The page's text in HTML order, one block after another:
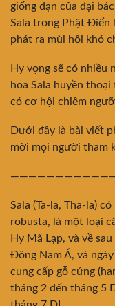
giống đạn của đại
Sala trong Phật Điển
phát ra mùi hôi khó
Hy vọng sẽ có nhiều
hoa Sala huyền
có cơ hội chiêm
Dưới đây là bài viết
mời mọi người tham
Sala (Ta-la, Tha-la)
robusta, là một loại
Hy Mã Lạp, và về
Đông Nam Á, và
cung cấp gỗ cứng
tháng 2 đến tháng 5